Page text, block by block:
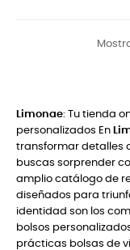
Limonae: Tu tienda
personalizados En
transformar detalles
buscas sorprender
amplio catálogo de
diseñados para
identidad son los
bolsos
prácticas bolsas de